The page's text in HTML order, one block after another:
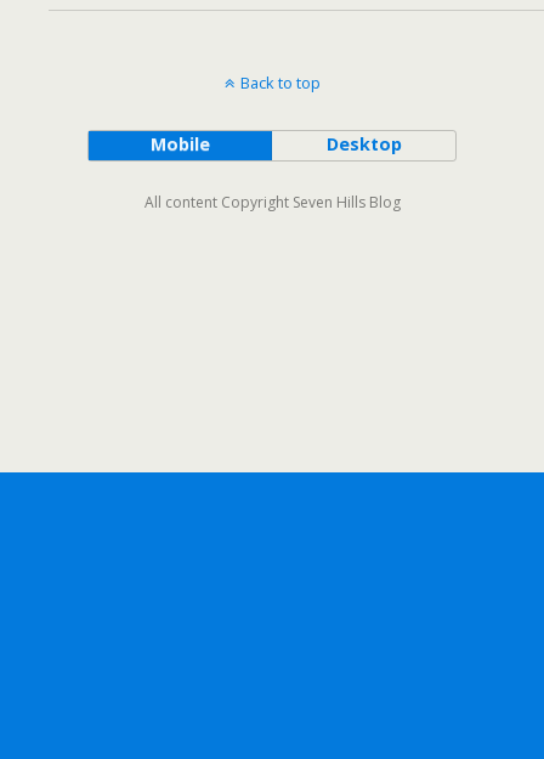
Back to top
Mobile Desktop
All content Copyright Seven Hills Blog